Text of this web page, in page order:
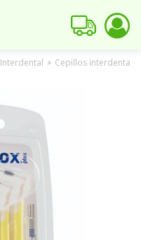
Interdental > Cepillos interdentales